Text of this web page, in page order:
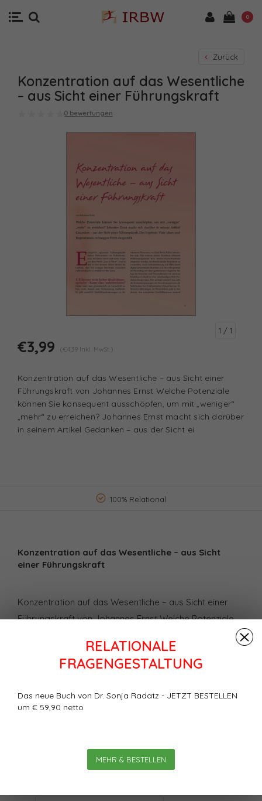
RELATIONALE
FRAGENGESTALTUNG
Das neue Buch von Dr. Sonja Radatz - JETZT BESTELLEN
um € 59,90 netto
MEHR & BESTELLEN
0
Zurück
Konzentration auf das Wesentliche
– aus Sicht einer Führungskraft
0 bewertungen
1 / 1
€3,99 (€4,39 Inkl. MwSt.)
Konzentration auf das Wesentliche – aus Sicht einer
Führungskraft von Johannes Ernst Welche Potenziale
können Sie konsequent ausschöpfen, um mit „weniger“
„mehr“ zu erreichen? Johannes Ernst macht sich darüber
in seinem Artikel Gedanken – aus der Sicht ei
100% Relational
Konzentration auf das Wesentliche – aus Sicht
einer Führungskraft
Konzentration auf das Wesentliche – aus Sicht einer
Führungskraft von Johannes Ernst Welche Potenziale
können Sie konsequent ausschöpfen, um mit „weniger“
„mehr“ zu erreichen? Johannes Ernst macht sich
darüber in seinem Artikel Gedanken – aus der Sicht
Inspirationen, in knapper Form dargestellt.
0Sterne, basierend auf